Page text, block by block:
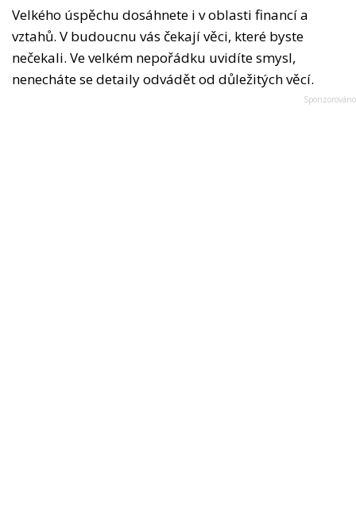
Velkého úspěchu dosáhnete i v oblasti financí a
vztahů. V budoucnu vás čekají věci, které byste
nečekali. Ve velkém nepořádku uvidíte smysl,
nenecháte se detaily odvádět od důležitých věcí.